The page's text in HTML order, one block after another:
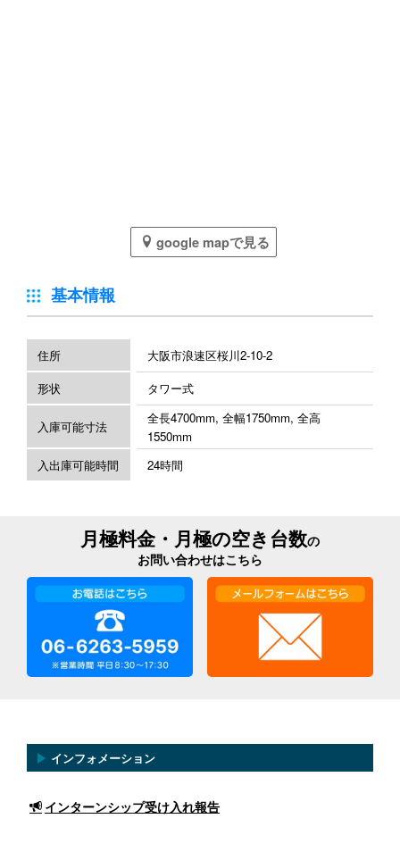
google mapで見る
基本情報
住所
大阪市浪速区桜川2-10-2
形状
タワー式
入庫可能寸法
全長4700mm, 全幅1750mm, 全高
1550mm
入出庫可能時間
24時間
月極料金・月極の空き台数の
お問い合わせはこちら
▶ インフォメーション
インターンシップ受け入れ報告